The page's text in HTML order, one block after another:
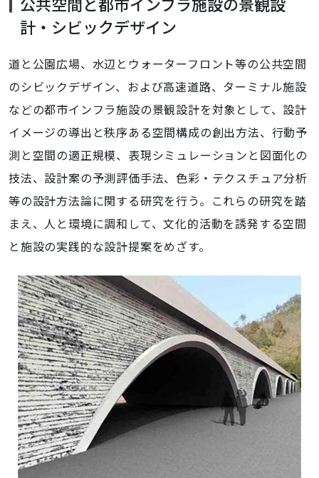
計・シビックデザイン
道と公園広場、水辺とウォーターフロント等の公共空間
のシビックデザイン、および高速道路、ターミナル施設
などの都市インフラ施設の景観設計を対象として、設計
イメージの導出と秩序ある空間構成の創出方法、行動予
測と空間の適正規模、表現シミュレーションと図面化の
技法、設計案の予測評価手法、色彩・テクスチュア分析
等の設計方法論に関する研究を行う。これらの研究を踏
まえ、人と環境に調和して、文化的活動を誘発する空間
と施設の実践的な設計提案をめざす。